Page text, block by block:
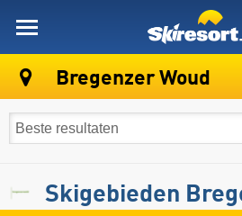
Bregenzer Woud
Skigebieden